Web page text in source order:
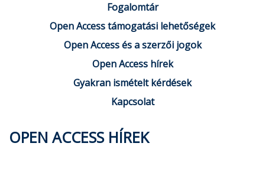
Fogalomtár
Open Access támogatási lehetőségek
Open Access és a szerzői jogok
Open Access hírek
Gyakran ismételt kérdések
Kapcsolat
OPEN ACCESS HÍREK